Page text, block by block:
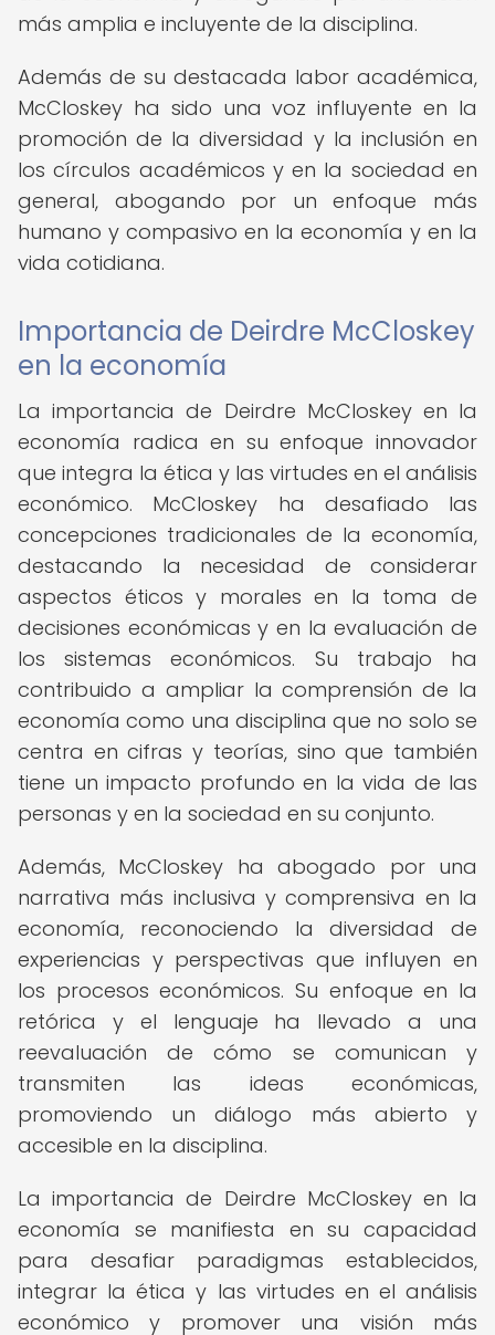
más amplia e incluyente de la disciplina.
Además de su destacada labor académica,
McCloskey ha sido una voz influyente en la
promoción de la diversidad y la inclusión en
los círculos académicos y en la sociedad en
general, abogando por un enfoque más
humano y compasivo en la economía y en la
vida cotidiana.
Importancia de Deirdre McCloskey
en la economía
La importancia de Deirdre McCloskey en la
economía radica en su enfoque innovador
que integra la ética y las virtudes en el análisis
económico. McCloskey ha desafiado las
concepciones tradicionales de la economía,
destacando la necesidad de considerar
aspectos éticos y morales en la toma de
decisiones económicas y en la evaluación de
los sistemas económicos. Su trabajo ha
contribuido a ampliar la comprensión de la
economía como una disciplina que no solo se
centra en cifras y teorías, sino que también
tiene un impacto profundo en la vida de las
personas y en la sociedad en su conjunto.
Además, McCloskey ha abogado por una
narrativa más inclusiva y comprensiva en la
economía, reconociendo la diversidad de
experiencias y perspectivas que influyen en
los procesos económicos. Su enfoque en la
retórica y el lenguaje ha llevado a una
reevaluación de cómo se comunican y
transmiten las ideas económicas,
promoviendo un diálogo más abierto y
accesible en la disciplina.
La importancia de Deirdre McCloskey en la
economía se manifiesta en su capacidad
para desafiar paradigmas establecidos,
integrar la ética y las virtudes en el análisis
económico y promover una visión más